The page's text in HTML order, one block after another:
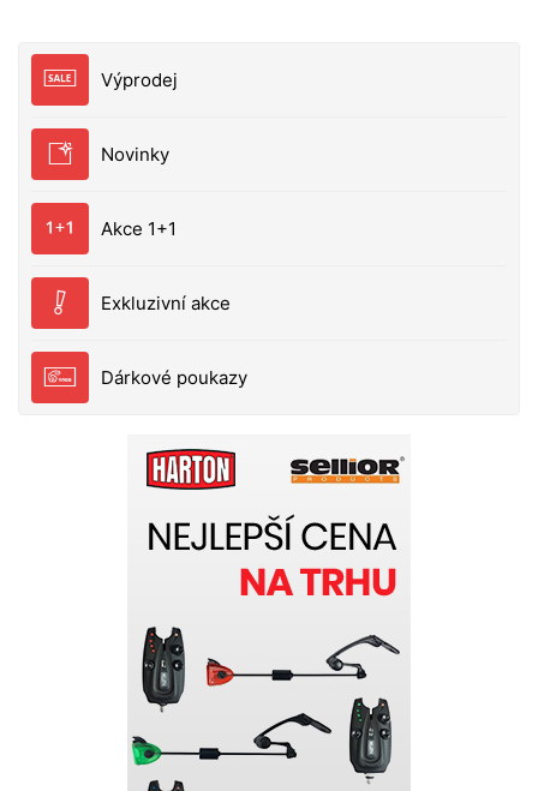
Výprodej
Novinky
Akce 1+1
Exkluzivní akce
Dárkové poukazy